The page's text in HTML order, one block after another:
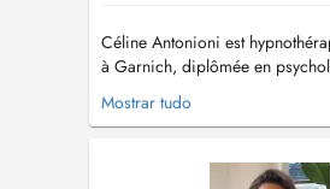
Céline Antonioni est
à Garnich, diplômée en
coaching, spécialisée en
gestion du poids et neuro-
bienveillant, respectueux de la
Mostrar tudo